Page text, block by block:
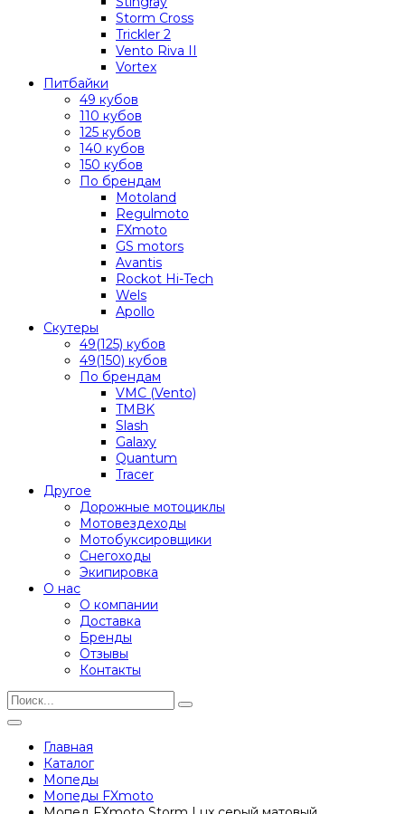
Storm Cross
Trickler 2
Vento Riva II
Vortex
Питбайки
49 кубов
110 кубов
125 кубов
140 кубов
150 кубов
По брендам
Motoland
Regulmoto
FXmoto
GS motors
Avantis
Rockot Hi-Tech
Wels
Apollo
Скутеры
49(125) кубов
49(150) кубов
По брендам
VMC (Vento)
TMBK
Slash
Galaxy
Quantum
Tracer
Другое
Дорожные мотоциклы
Мотовездеходы
Мотобуксировщики
Снегоходы
Экипировка
О нас
О компании
Доставка
Бренды
Отзывы
Контакты
Главная
Каталог
Мопеды
Мопеды FXmoto